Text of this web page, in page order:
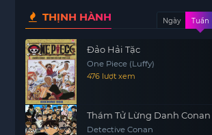
THỊNH HÀNH Ngày Tuần
Đảo Hải Tặc
One Piece (Luffy)
476 lượt xem
Thám Tử Lừng Danh Conan
Detective Conan